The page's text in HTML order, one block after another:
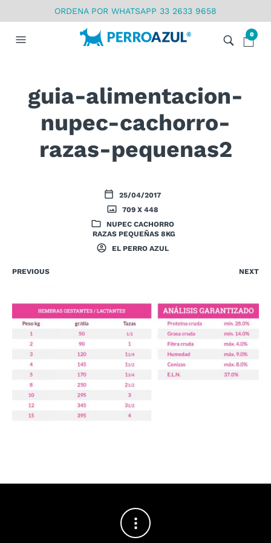
ORDENA POR WHATSAPP 33 2633 9658
0
guia-alimentacion-
nupec-cachorro-
razas-pequenas2
25/04/2017
709 X 448
NUPEC CACHORRO
RAZAS PEQUEÑAS 8KG
EL PERRO AZUL
PREVIOUS NEXT